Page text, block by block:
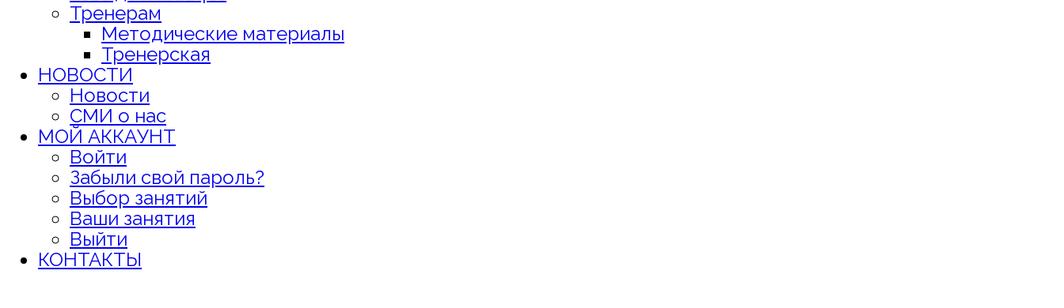
Тренерам
Методические материалы
Тренерская
НОВОСТИ
Новости
СМИ о нас
МОЙ АККАУНТ
Войти
Забыли свой пароль?
Выбор занятий
Ваши занятия
Выйти
КОНТАКТЫ